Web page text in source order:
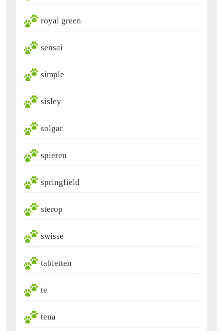
royal green
sensai
simple
sisley
solgar
spieren
springfield
sterop
swisse
tabletten
te
tena